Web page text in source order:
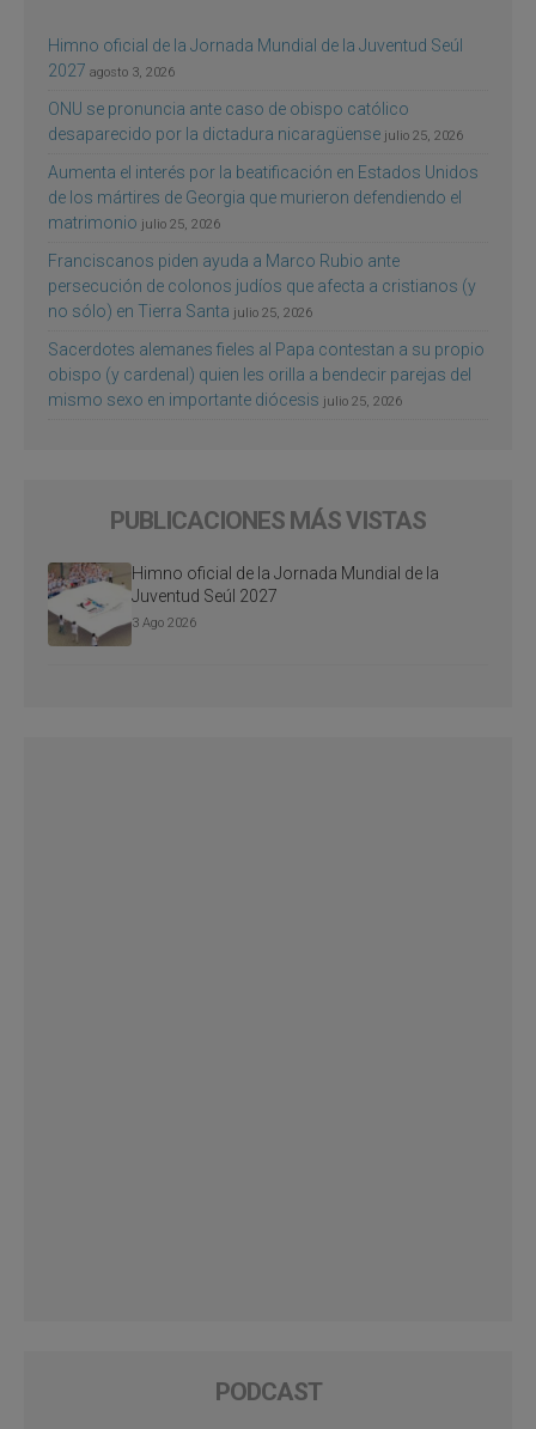
Himno oficial de la Jornada Mundial de la Juventud Seúl
2027 agosto 3, 2026
ONU se pronuncia ante caso de obispo católico
desaparecido por la dictadura nicaragüense julio 25, 2026
Aumenta el interés por la beatificación en Estados Unidos
de los mártires de Georgia que murieron defendiendo el
matrimonio julio 25, 2026
Franciscanos piden ayuda a Marco Rubio ante
persecución de colonos judíos que afecta a cristianos (y
no sólo) en Tierra Santa julio 25, 2026
Sacerdotes alemanes fieles al Papa contestan a su propio
obispo (y cardenal) quien les orilla a bendecir parejas del
mismo sexo en importante diócesis julio 25, 2026
PUBLICACIONES MÁS VISTAS
Himno oficial de la Jornada Mundial de la
Juventud Seúl 2027
3 Ago 2026
PODCAST